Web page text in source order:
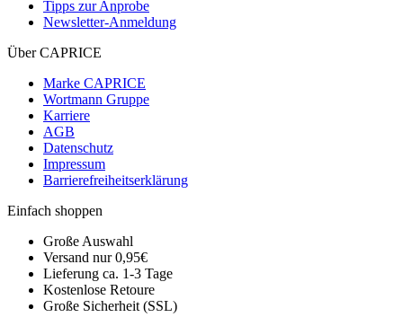
Tipps zur Anprobe
Newsletter-Anmeldung
Über CAPRICE
Marke CAPRICE
Wortmann Gruppe
Karriere
AGB
Datenschutz
Impressum
Barrierefreiheitserklärung
Einfach shoppen
Große Auswahl
Versand nur 0,95€
Lieferung ca. 1-3 Tage
Kostenlose Retoure
Große Sicherheit (SSL)